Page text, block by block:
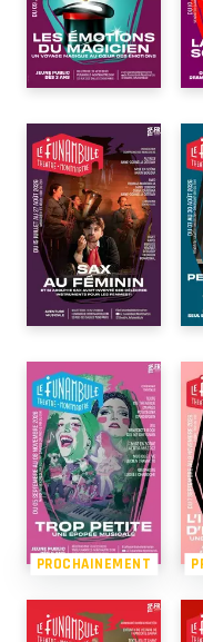
PROCHAINEMENT